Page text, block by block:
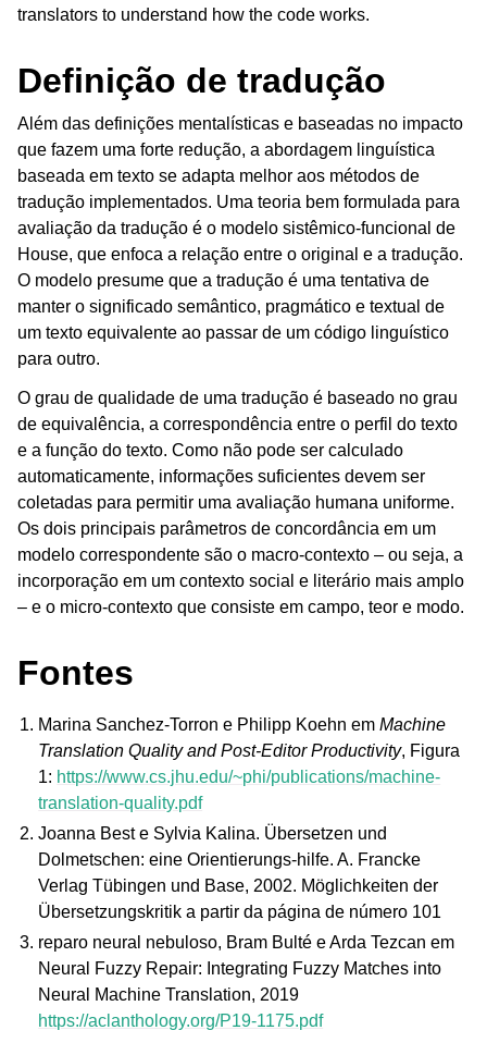
translators to understand how the code works.
Definição de tradução
Além das definições mentalísticas e baseadas no impacto
que fazem uma forte redução, a abordagem linguística
baseada em texto se adapta melhor aos métodos de
tradução implementados. Uma teoria bem formulada para
avaliação da tradução é o modelo sistêmico-funcional de
House, que enfoca a relação entre o original e a tradução.
O modelo presume que a tradução é uma tentativa de
manter o significado semântico, pragmático e textual de
um texto equivalente ao passar de um código linguístico
para outro.
O grau de qualidade de uma tradução é baseado no grau
de equivalência, a correspondência entre o perfil do texto
e a função do texto. Como não pode ser calculado
automaticamente, informações suficientes devem ser
coletadas para permitir uma avaliação humana uniforme.
Os dois principais parâmetros de concordância em um
modelo correspondente são o macro-contexto – ou seja, a
incorporação em um contexto social e literário mais amplo
– e o micro-contexto que consiste em campo, teor e modo.
Fontes
Marina Sanchez-Torron e Philipp Koehn emMachine
Translation Quality and Post-Editor Productivity, Figura
1: https://www.cs.jhu.edu/~phi/publications/machine-
translation-quality.pdf
Joanna Best e Sylvia Kalina. Übersetzen und
Dolmetschen: eine Orientierungs-hilfe. A. Francke
Verlag Tübingen und Base, 2002. Möglichkeiten der
Übersetzungskritik a partir da página de número 101
reparo neural nebuloso, Bram Bulté e Arda Tezcan em
Neural Fuzzy Repair: Integrating Fuzzy Matches into
Neural Machine Translation, 2019
https://aclanthology.org/P19-1175.pdf